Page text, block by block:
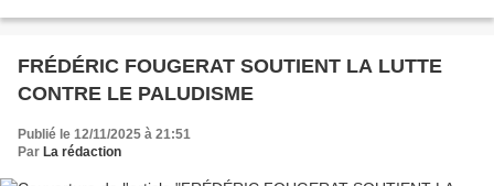
FRÉDÉRIC FOUGERAT SOUTIENT LA LUTTE
CONTRE LE PALUDISME
Publié le 12/11/2025 à 21:51
Par La rédaction